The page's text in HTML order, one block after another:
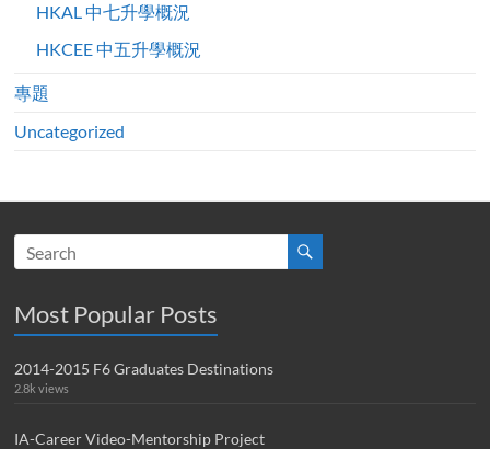
HKAL 中七升學概況
HKCEE 中五升學概況
專題
Uncategorized
Most Popular Posts
2014-2015 F6 Graduates Destinations
2.8k views
IA-Career Video-Mentorship Project